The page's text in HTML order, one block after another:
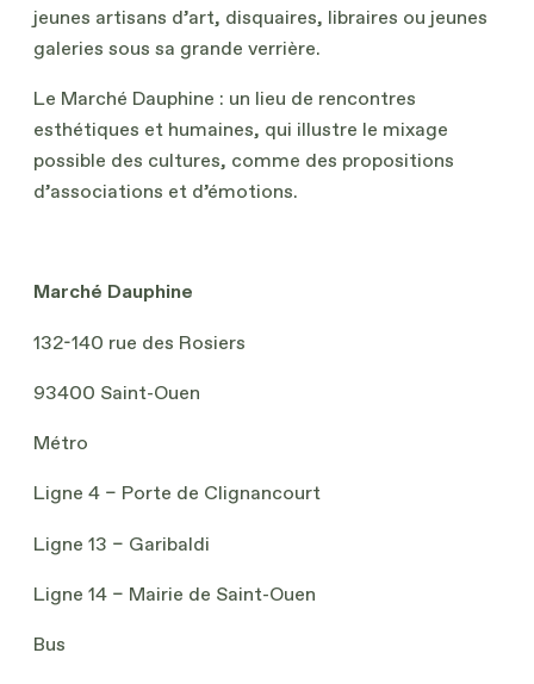
jeunes artisans d’art, disquaires, libraires ou jeunes
galeries sous sa grande verrière.
Le Marché Dauphine : un lieu de rencontres
esthétiques et humaines, qui illustre le mixage
possible des cultures, comme des propositions
d’associations et d’émotions.
Marché Dauphine
132-140 rue des Rosiers
93400 Saint-Ouen
Métro
Ligne 4 – Porte de Clignancourt
Ligne 13 – Garibaldi
Ligne 14 – Mairie de Saint-Ouen
Bus